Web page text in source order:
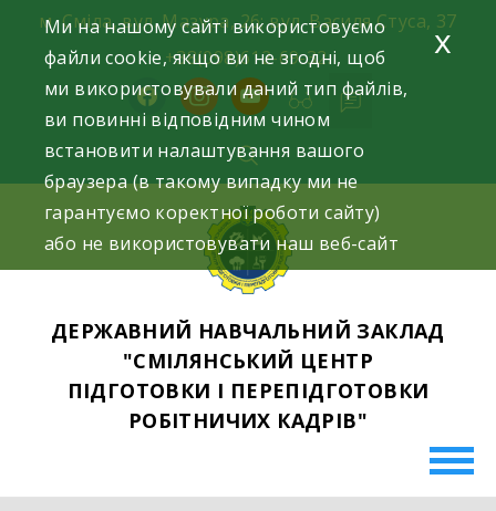
content
м. Сміла, вул. Мазура, 26; вул. Василя Стуса, 37
+38(098)612-69-32.
facebookinstagram
youtube
ДЕРЖАВНИЙ НАВЧАЛЬНИЙ ЗАКЛАД
"СМІЛЯНСЬКИЙ ЦЕНТР
ПІДГОТОВКИ І ПЕРЕПІДГОТОВКИ
РОБІТНИЧИХ КАДРІВ"
Ми на нашому сайті використовуємо
файли cookie, якщо ви не згодні, щоб
ми використовували даний тип файлів,
ви повинні відповідним чином
встановити налаштування вашого
браузера (в такому випадку ми не
гарантуємо коректної роботи сайту)
або не використовувати наш веб-сайт
x